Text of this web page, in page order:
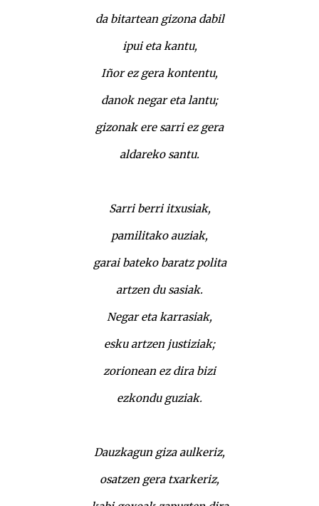
da bitartean gizona dabil
ipui eta kantu,
Iñor ez gera kontentu,
danok negar eta lantu;
gizonak ere sarri ez gera
aldareko santu.
Sarri berri itxusiak,
pamilitako auziak,
garai bateko baratz polita
artzen du sasiak.
Negar eta karrasiak,
esku artzen justiziak;
zorionean ez dira bizi
ezkondu guziak.
Dauzkagun giza aulkeriz,
osatzen gera txarkeriz,